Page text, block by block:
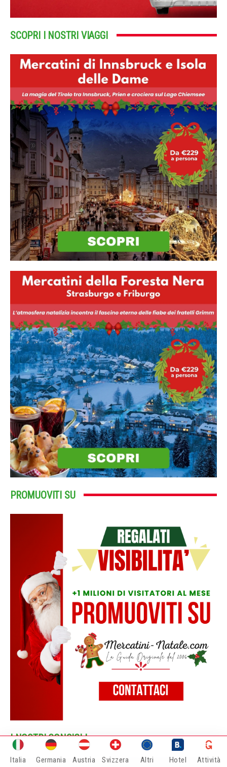
SCOPRI I NOSTRI VIAGGI
PROMUOVITI SU
I NOSTRI CONSIGLI
Italia Germania Austria Svizzera Altri Hotel Attività